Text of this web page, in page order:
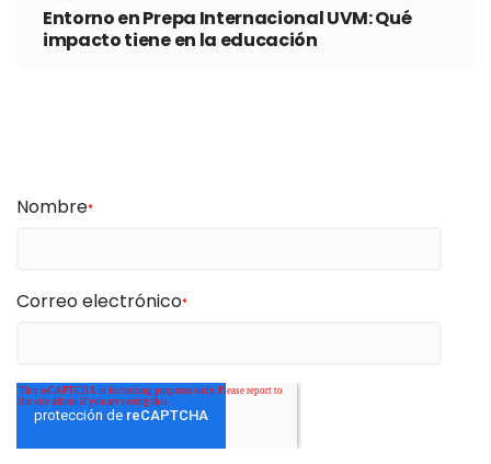
Entorno en Prepa Internacional UVM: Qué
impacto tiene en la educación
Nombre*
Correo electrónico*